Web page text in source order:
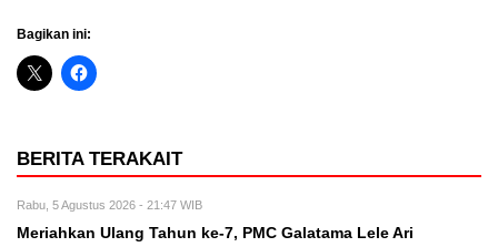
Bagikan ini:
BERITA TERAKAIT
Rabu, 5 Agustus 2026 - 21:47 WIB
Meriahkan Ulang Tahun ke-7, PMC Galatama Lele Ari